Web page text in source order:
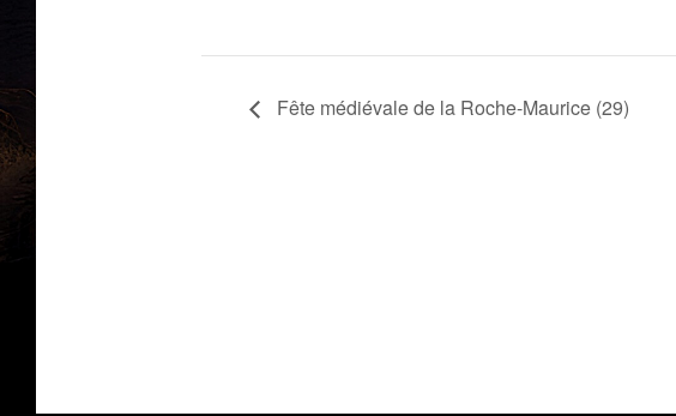
Fête médiévale de la Roche-Maurice (29)